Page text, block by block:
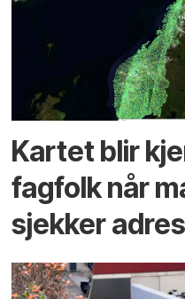
Kartet blir
fagfolk når
sjekker